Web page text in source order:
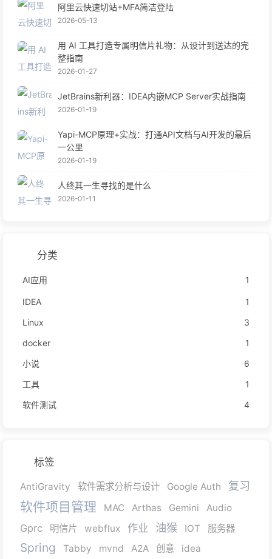
阿里云快速切站+MFA简洁登陆
2026-05-13
用 AI 工具打造专属明信片礼物：从设计到送达的完
整指南
2026-01-27
JetBrains新利器：IDEA内嵌MCP Server实战指南
2026-01-19
Yapi-MCP原理+实战：打通API文档与AI开发的最后
一公里
2026-01-19
人终其一生寻找的是什么
2026-01-11
分类
AI应用 1
IDEA
1
Linux
3
docker
1
小说
6
工具
1
软件测试
4
标签
AntiGravity 软件需求分析与设计 Google Auth 复习
软件项目管理 MAC Arthas Gemini Audio
Gprc 明信片 webflux 作业 油猴 IOT 服务器
Spring Tabby mvnd A2A 创意
idea